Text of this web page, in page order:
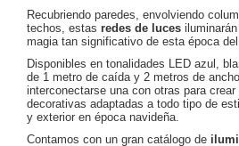
Recubriendo paredes, envolviendo
techos, estas redes de luces
magia tan significativo de esta época del
Disponibles en tonalidades LED azul,
de 1 metro de caída y 2 metros de
interconectarse una con otras para
decorativas adaptadas a todo tipo de
y exterior en época navideña.
Contamos con un gran catálogo de